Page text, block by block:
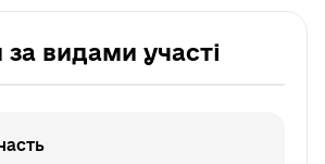
за видами участі